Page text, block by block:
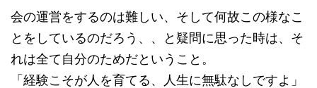
会の運営をするのは難しい、そして何故この様なこ
とをしているのだろう、、と疑問に思った時は、そ
れは全て自分のためだということ。
「経験こそが人を育てる、人生に無駄なしですよ」